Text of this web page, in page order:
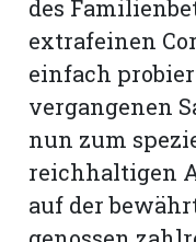
des
extrafeinen
einfach
vergangenen
nun zum
reichhaltigen
auf der